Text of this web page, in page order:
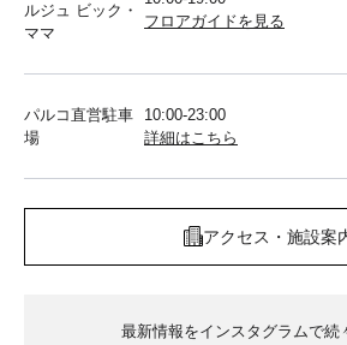
ルジュ ビック・
ママ
フロアガイドを見る
パルコ直営駐車
場
10:00-23:00
詳細はこちら
アクセス・施設案
最新情報をインスタグラムで続